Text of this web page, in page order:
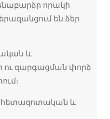
որակի
են ձեր
և
ու զարգացման փորձ
​​​​հետազոտական ​​​​և